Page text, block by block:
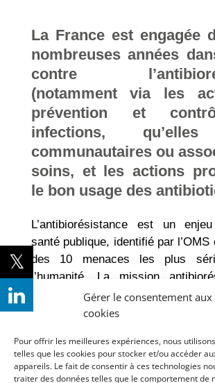
Gérer le consentement aux
cookies
Pour offrir les meilleures expériences, nous
telles que les cookies pour stocker et/ou accéder
appareils. Le fait de consentir à ces technologies
traiter des données telles que le comportement de
La France est engagée
nombreuses années
contre
(notamment via les
prévention et
infections,
communautaires ou
soins, et les actions
le bon usage des
L’antibiorésistance est un
santé publique, identifié par l’OMS
des 10 menaces les plus
l’humanité. La mission
ministère des Solidarités et de la
la mise en œuvre des 40 actions
maîtrise de l’antibiorésistance de
programme national d’actions de